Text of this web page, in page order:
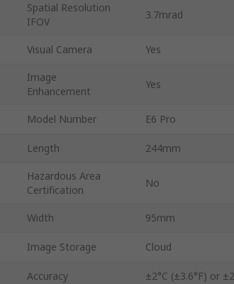
Spatial Resolution
IFOV
3.7mrad
Visual Camera Yes
Image
Enhancement
Yes
Model Number E6 Pro
Length 244mm
Hazardous Area
Certification
No
Width 95mm
Image Storage Cloud
Accuracy ±2°C (±3.6°F) or